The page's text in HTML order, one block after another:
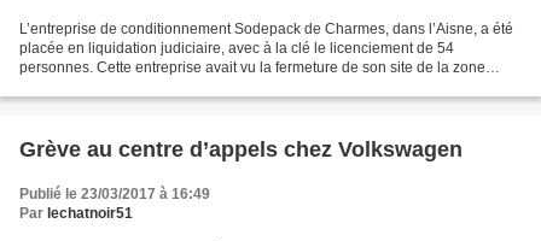
L’entreprise de conditionnement Sodepack de Charmes, dans l’Aisne, a été
placée en liquidation judiciaire, avec à la clé le licenciement de 54
personnes. Cette entreprise avait vu la fermeture de son site de la zone
Grève au centre d’appels chez Volkswagen
Publié le 23/03/2017 à 16:49
Par lechatnoir51